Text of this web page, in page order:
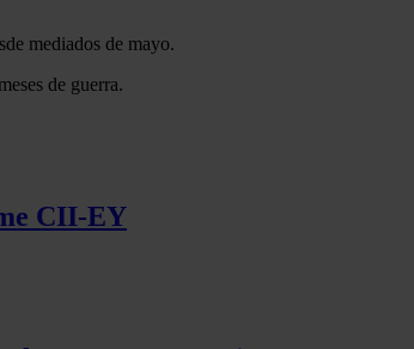
mediados de mayo.
de guerra.
CII-EY